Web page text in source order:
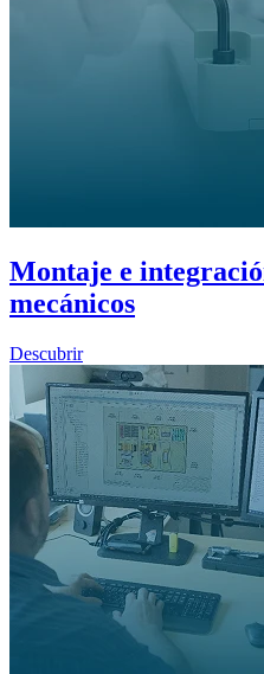
Montaje e
mecánicos
Descubrir